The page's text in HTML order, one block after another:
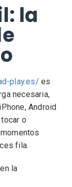
la
play.es/ es
necesaria,
Android
o
fila.
la